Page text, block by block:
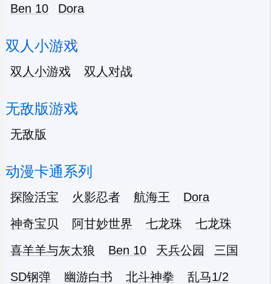
Ben 10
Dora
双人小游戏
双人小游戏 双人对战
无敌版游戏
无敌版
动漫卡通系列
探险活宝 火影忍者 航海王
Dora
神奇宝贝
阿甘妙世界 七龙珠
七龙珠
喜羊羊与灰太狼
Ben 10 天兵公园
三国
SD钢弹
幽游白书 北斗神拳
乱马1/2